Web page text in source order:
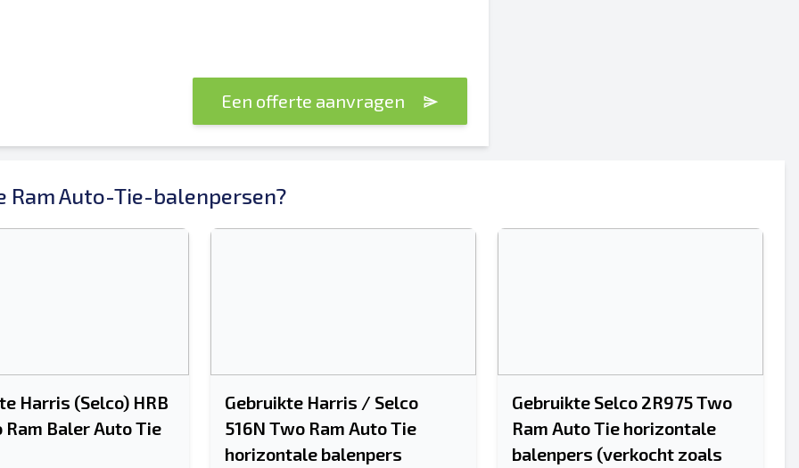
Een offerte aanvragen
Ram Auto-Tie-balenpersen?
Harris (Selco) HRB
Ram Baler Auto Tie
Gebruikte Harris / Selco
516N Two Ram Auto Tie
horizontale balenpers
Gebruikte Selco 2R975 Two
Ram Auto Tie horizontale
balenpers (verkocht zoals
Sturen